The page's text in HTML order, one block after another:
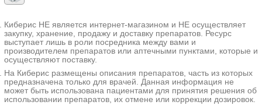
Киберис НЕ является интернет-магазином и НЕ осуществляет
закупку, хранение, продажу и доставку препаратов. Ресурс
выступает лишь в роли посредника между вами и
производителем препаратов или аптечными пунктами, которые и
осуществляют поставку.
На Киберис размещены описания препаратов, часть из которых
предназначена только для врачей. Данная информация не
может быть использована пациентами для принятия решения об
использовании препаратов, их отмене или коррекции дозировок.